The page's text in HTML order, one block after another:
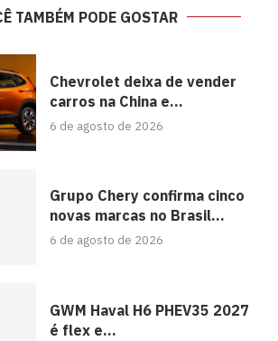
TAMBÉM PODE GOSTAR
Chevrolet deixa de vender
carros na China e...
6 de agosto de 2026
Grupo Chery confirma cinco
novas marcas no Brasil...
6 de agosto de 2026
GWM Haval H6 PHEV35 2027
é flex e...